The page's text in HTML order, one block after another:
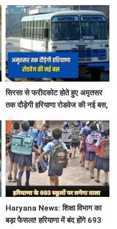
सिरसा से फरीदकोट होते हुए अमृतसर
तक दौड़ेगी हरियाणा रोडवेज की नई बस,
Haryana News: शिक्षा विभाग का
बड़ा फैसला! हरियाणा में बंद होंगे 693